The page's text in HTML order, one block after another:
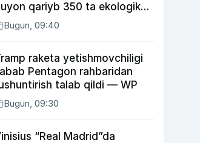
qariyb 350 ta ekologik
aniqlandi
Bugun, 09:40
raketa yetishmovchiligi
Pentagon rahbaridan
talab qildi — WP
Bugun, 09:30
“Real Madrid”da